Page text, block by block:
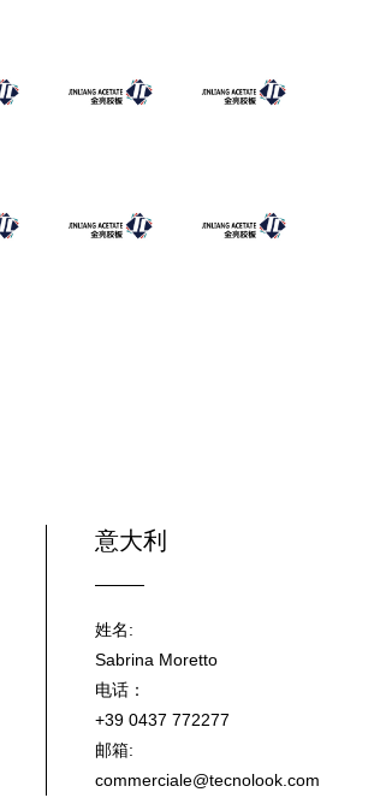
意大利
姓名:
Sabrina Moretto
电话：
+39 0437 772277
邮箱:
commerciale@tecnolook.com